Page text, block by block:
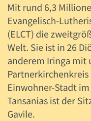
Mit rund 6,3
Evangelisch-
(ELCT) die
Welt. Sie ist in 26
anderem Iringa mit
Partnerkirchenkreis
Einwohner-Stadt
Tansanias ist der
Gavile.